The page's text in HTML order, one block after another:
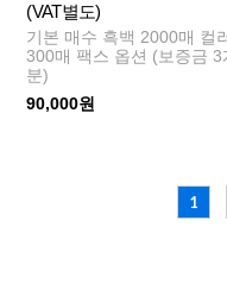
(VAT별도)
기본 매수 흑백 2000매 컬
300매 팩스 옵션 (보증금 3
분)
90,000원
1